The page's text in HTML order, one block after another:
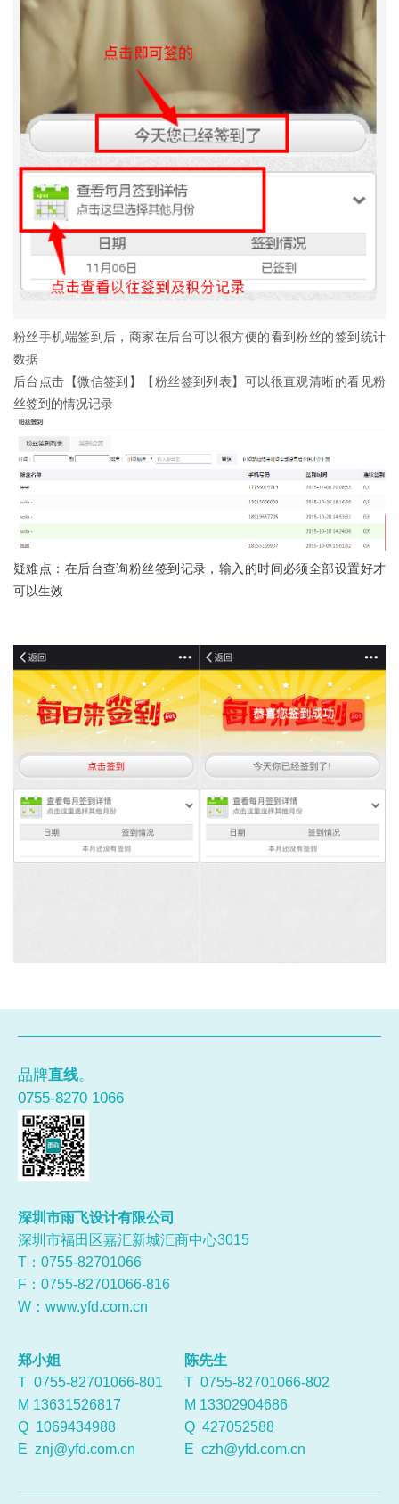
粉丝手机端签到后，商家在后台可以很方便的看到粉丝的签到统计
数据
后台点击【微信签到】【粉丝签到列表】可以很直观清晰的看见粉
丝签到的情况记录
疑难点：在后台查询粉丝签到记录，输入的时间必须全部设置好才
可以生效
品牌直线。
0755-8270 1066
深圳市雨飞设计有限公司
深圳市福田区嘉汇新城汇商中心3015
T：0755-82701066
F：0755-82701066-816
W： www.yfd.com.cn
郑小姐
T 0755-82701066-801
M 13631526817
Q 1069434988
E znj@yfd.com.cn
陈先生
T 0755-82701066-802
M 13302904686
Q 427052588
E czh@yfd.com.cn